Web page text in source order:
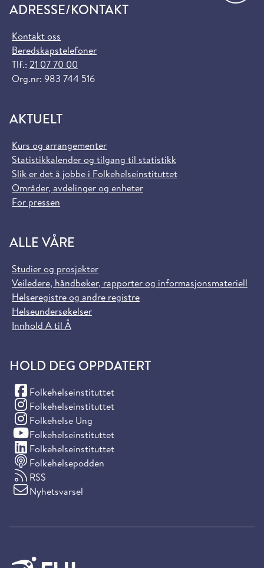
ADRESSE/KONTAKT
Kontakt oss
Beredskapstelefoner
Tlf.: 21 07 70 00
Org.nr: 983 744 516
AKTUELT
Kurs og arrangementer
Statistikkalender og tilgang til statistikk
Slik er det å jobbe i Folkehelseinstituttet
Områder, avdelinger og enheter
For pressen
ALLE VÅRE
Studier og prosjekter
Veiledere, håndbøker, rapporter og informasjonsmateriell
Helseregistre og andre registre
Helseundersøkelser
Innhold A til Å
HOLD DEG OPPDATERT
Folkehelseinstituttet
(Facebook)
Folkehelseinstituttet
(Instagram)
Folkehelse Ung
(Instagram)
Folkehelseinstituttet
(YouTube)
Folkehelseinstituttet
(LinkedIn)
Folkehelsepodden
RSS
Nyhetsvarsel